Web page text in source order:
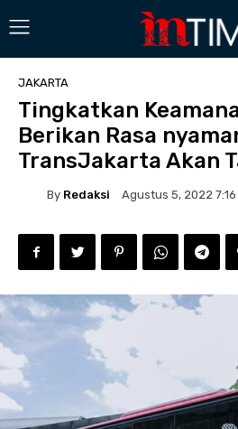
JAKARTA
Tingkatkan
Berikan Rasa
TransJakarta Akan
By Redaksi Agustus 5, 2022 7:16